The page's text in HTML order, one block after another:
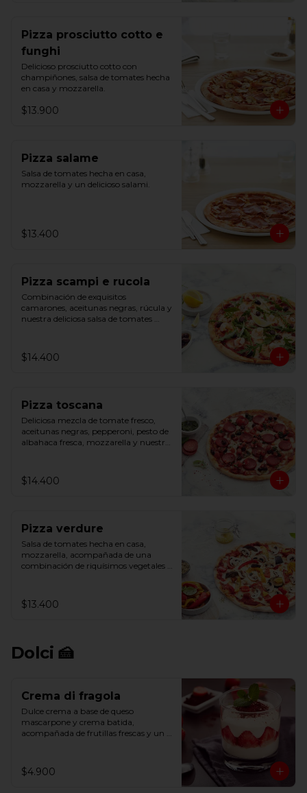
Pizza prosciutto cotto e
funghi
Delicioso prosciutto cotto con
champiñones, salsa de tomates hecha
en casa y mozzarella.
$13.900
Pizza salame
Salsa de tomates hecha en casa,
mozzarella y un delicioso salami.
$13.400
Pizza scampi e rucola
Combinación de exquisitos
camarones, aceitunas negras, rúcula y
nuestra deliciosa salsa de tomates
$14.400
Pizza toscana
Deliciosa mezcla de tomate fresco,
aceitunas negras, pepperoni, pesto de
albahaca fresca, mozzarella y nuestra
$14.400
Pizza verdure
Salsa de tomates hecha en casa,
mozzarella, acompañada de una
combinación de riquísimos vegetales
$13.400
Dolci 🍰
Crema di fragola
Dulce crema a base de queso
mascarpone y crema batida,
acompañada de frutillas frescas y un
$4.900